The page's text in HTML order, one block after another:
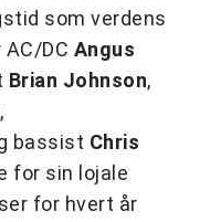
som verdens
DC Angus
Brian Johnson,
,
bassist Chris
for sin lojale
for hvert år